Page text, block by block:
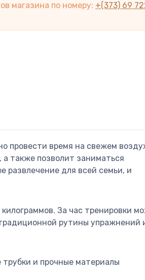
магазина по номеру: +(373) 69
провести время на свежем
также позволит заниматься
развлечение для всей семьи, и
За час тренировки
рутины упражнений
и прочные материалы